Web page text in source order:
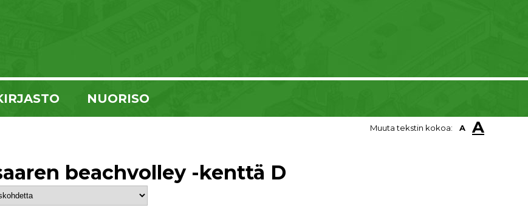
NUORISO
Muuta tekstin kokoa: A A
beachvolley -kenttä D